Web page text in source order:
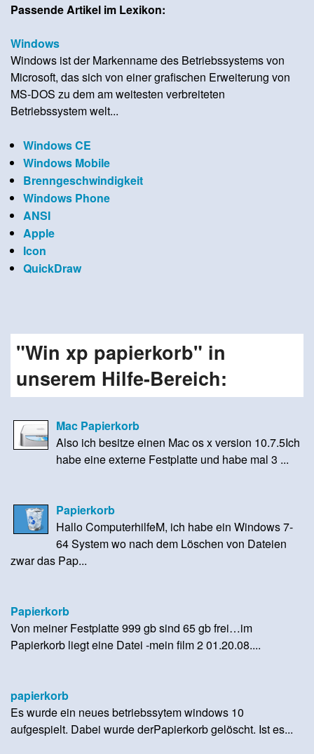
Passende Artikel im Lexikon:
Windows
Windows ist der Markenname des Betriebssystems von
Microsoft, das sich von einer grafischen Erweiterung von
MS-DOS zu dem am weitesten verbreiteten
Betriebssystem welt...
Windows CE
Windows Mobile
Brenngeschwindigkeit
Windows Phone
ANSI
Apple
Icon
QuickDraw
"Win xp papierkorb" in
unserem Hilfe-Bereich:
Mac Papierkorb
Also ich besitze einen Mac os x version 10.7.5Ich
habe eine externe Festplatte und habe mal 3 ...
Papierkorb
Hallo ComputerhilfeM, ich habe ein Windows 7-
64 System wo nach dem Löschen von Dateien
zwar das Pap...
Papierkorb
Von meiner Festplatte 999 gb sind 65 gb frei…im
Papierkorb liegt eine Datei -mein film 2 01.20.08....
papierkorb
Es wurde ein neues betriebssytem windows 10
aufgespielt. Dabei wurde derPapierkorb gelöscht. Ist es...